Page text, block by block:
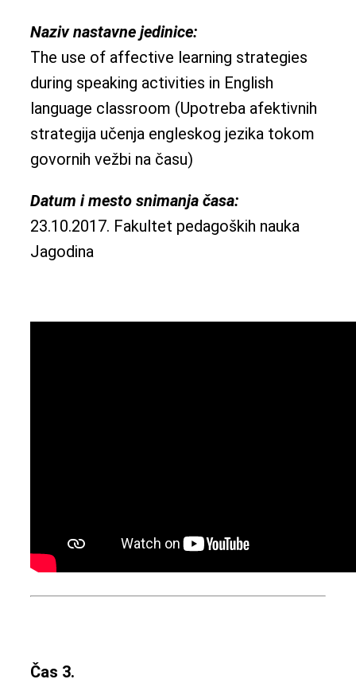
Naziv nastavne jedinice:
The use of affective learning strategies
during speaking activities in English
language classroom (Upotreba afektivnih
strategija učenja engleskog jezika tokom
govornih vežbi na času)
Datum i mesto snimanja časa:
23.10.2017. Fakultet pedagoških nauka
Jagodina
Čas 3.